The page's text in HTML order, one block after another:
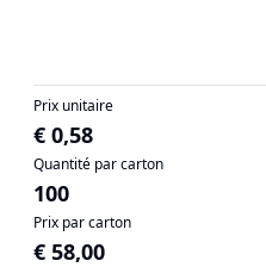
Prix unitaire
€ 0,58
Quantité par carton
100
Prix par carton
€ 58,00